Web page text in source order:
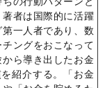
者は国際的に活躍
一人者であり、数
ングをおこなって
ら導き出したお金
紹介する。「お金